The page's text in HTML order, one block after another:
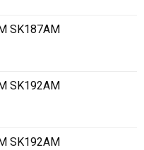
SK187AM
SK192AM
SK192AM